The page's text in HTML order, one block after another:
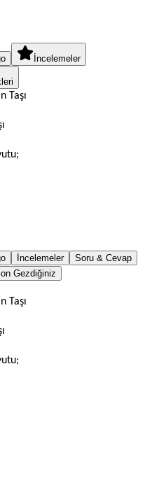
İncelemeler
Taşı
İncelemeler
Soru & Cevap
Gezdiğiniz
Taşı